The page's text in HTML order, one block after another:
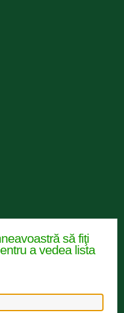
să fiţi
a vedea lista